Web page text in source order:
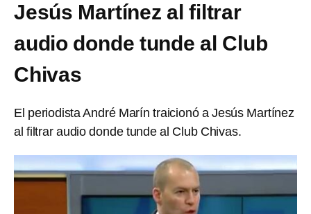
Jesús Martínez al filtrar
audio donde tunde al Club
Chivas
El periodista André Marín traicionó a Jesús Martínez
al filtrar audio donde tunde al Club Chivas.